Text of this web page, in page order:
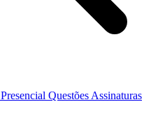
Presencial Questões Assinaturas